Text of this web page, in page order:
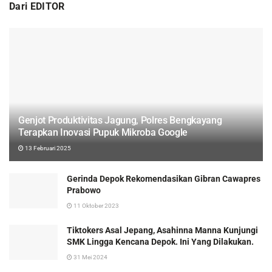
Dari EDITOR
Genjot Produktivitas Jagung, Polres Bengkayang
Terapkan Inovasi Pupuk Mikroba Google
13 Februari 2025
Gerinda Depok Rekomendasikan Gibran Cawapres
Prabowo
11 Oktober 2023
Tiktokers Asal Jepang, Asahinna Manna Kunjungi
SMK Lingga Kencana Depok. Ini Yang Dilakukan.
31 Mei 2024